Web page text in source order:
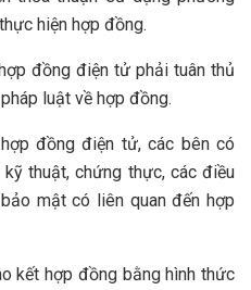
hiện hợp đồng.
đồng điện tử phải tuân thủ
luật về hợp đồng.
đồng điện tử, các bên có
thuật, chứng thực, các điều
mật có liên quan đến hợp
kết hợp đồng bằng hình thức